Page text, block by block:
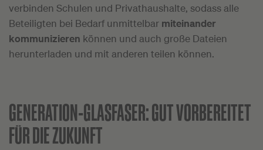
verbinden Schulen und Privathaushalte, sodass alle
Beteiligten bei Bedarf unmittelbar miteinander
kommunizieren können und auch große Dateien
herunterladen und mit anderen teilen können.
GENERATION-GLASFASER:GUT VORBEREITET
FÜR DIE ZUKUNFT